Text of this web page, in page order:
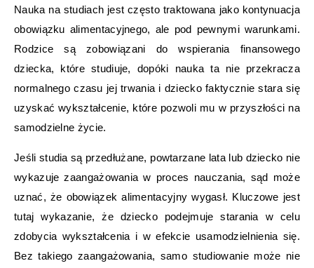
Nauka na studiach jest często traktowana jako kontynuacja
obowiązku alimentacyjnego, ale pod pewnymi warunkami.
Rodzice są zobowiązani do wspierania finansowego
dziecka, które studiuje, dopóki nauka ta nie przekracza
normalnego czasu jej trwania i dziecko faktycznie stara się
uzyskać wykształcenie, które pozwoli mu w przyszłości na
samodzielne życie.
Jeśli studia są przedłużane, powtarzane lata lub dziecko nie
wykazuje zaangażowania w proces nauczania, sąd może
uznać, że obowiązek alimentacyjny wygasł. Kluczowe jest
tutaj wykazanie, że dziecko podejmuje starania w celu
zdobycia wykształcenia i w efekcie usamodzielnienia się.
Bez takiego zaangażowania, samo studiowanie może nie